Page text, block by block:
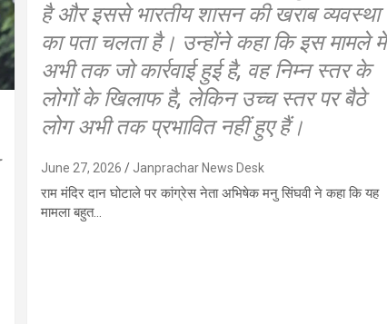
है और इससे भारतीय शासन की खराब व्यवस्था
का पता चलता है। उन्होंने कहा कि इस मामले में
अभी तक जो कार्रवाई हुई है, वह निम्न स्तर के
लोगों के खिलाफ है, लेकिन उच्च स्तर पर बैठे
लोग अभी तक प्रभावित नहीं हुए हैं।
June 27, 2026 Janprachar News Desk
राम मंदिर दान घोटाले पर कांग्रेस नेता अभिषेक मनु सिंघवी ने कहा कि यह
मामला बहुत…